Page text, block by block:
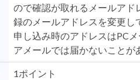
ので確認が取れるメールアド
録のメールアドレスを変更し
申し込み時のアドレスはPC
アメールでは届かないことが
1ポイント